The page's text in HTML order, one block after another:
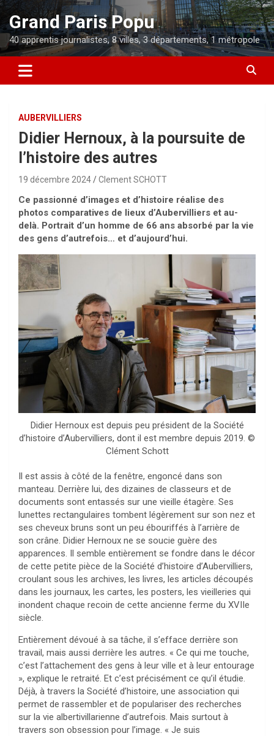
Aller
contenu
Grand Paris Popu
40 apprentis journalistes, 8 villes, 3 départements, 1 métropole
AUBERVILLIERS
Didier Hernoux, à la poursuite de
l’histoire des autres
19 décembre 2024 Clement SCHOTT
Ce passionné d’images et d’histoire réalise des
photos comparatives de lieux d’Aubervilliers et au-
delà. Portrait d’un homme de 66 ans absorbé par la vie
des gens d’autrefois… et d’aujourd’hui.
Didier Hernoux est depuis peu président de la Société
d’histoire d’Aubervilliers, dont il est membre depuis 2019. ©
Clément Schott
Il est assis à côté de la fenêtre, engoncé dans son
manteau. Derrière lui, des dizaines de classeurs et de
documents sont entassés sur une vieille étagère. Ses
lunettes rectangulaires tombent légèrement sur son nez et
ses cheveux bruns sont un peu ébouriffés à l’arrière de
son crâne. Didier Hernoux ne se soucie guère des
apparences. Il semble entièrement se fondre dans le décor
de cette petite pièce de la Société d’histoire d’Aubervilliers,
croulant sous les archives, les livres, les articles découpés
dans les journaux, les cartes, les posters, les vieilleries qui
inondent chaque recoin de cette ancienne ferme du XVIIe
siècle.
Entièrement dévoué à sa tâche, il s’efface derrière son
travail, mais aussi derrière les autres. « Ce qui me touche,
c’est l’attachement des gens à leur ville et à leur entourage
», explique le retraité. Et c’est précisément ce qu’il étudie.
Déjà, à travers la Société d’histoire, une association qui
permet de rassembler et de populariser des recherches
sur la vie albertivillarienne d’autrefois. Mais surtout à
travers son obsession pour l’image. « Je suis